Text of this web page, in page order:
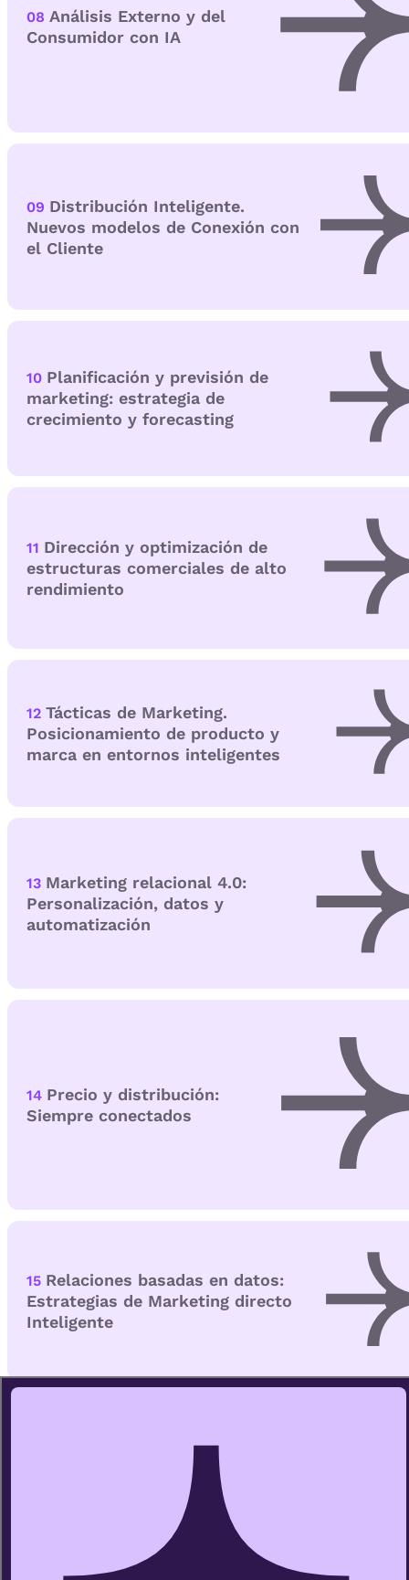
08 Análisis Externo y del
Consumidor con IA
09 Distribución Inteligente.
Nuevos modelos de Conexión con
el Cliente
10 Planificación y previsión de
marketing: estrategia de
crecimiento y forecasting
11 Dirección y optimización de
estructuras comerciales de alto
rendimiento
12 Tácticas de Marketing.
Posicionamiento de producto y
marca en entornos inteligentes
13 Marketing relacional 4.0:
Personalización, datos y
automatización
14 Precio y distribución:
Siempre conectados
15 Relaciones basadas en datos:
Estrategias de Marketing directo
Inteligente
Comunicación personalizada
con IA y Plan de Marketing